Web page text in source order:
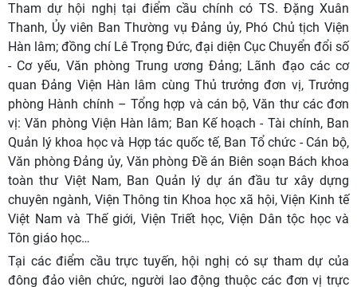
Tham dự hội nghị tại điểm cầu chính có TS. Đặng Xuân
Thanh, Ủy viên Ban Thường vụ Đảng ủy, Phó Chủ tịch Viện
Hàn lâm; đồng chí Lê Trọng Đức, đại diện Cục Chuyển đổi số
- Cơ yếu, Văn phòng Trung ương Đảng; Lãnh đạo các cơ
quan Đảng Viện Hàn lâm cùng Thủ trưởng đơn vị, Trưởng
phòng Hành chính – Tổng hợp và cán bộ, Văn thư các đơn
vị: Văn phòng Viện Hàn lâm; Ban Kế hoạch - Tài chính, Ban
Quản lý khoa học và Hợp tác quốc tế, Ban Tổ chức - Cán bộ,
Văn phòng Đảng ủy, Văn phòng Đề án Biên soạn Bách khoa
toàn thư Việt Nam, Ban Quản lý dự án đầu tư xây dựng
chuyên ngành, Viện Thông tin Khoa học xã hội, Viện Kinh tế
Việt Nam và Thế giới, Viện Triết học, Viện Dân tộc học và
Tôn giáo học…
Tại các điểm cầu trực tuyến, hội nghị có sự tham dự của
đông đảo viên chức, người lao động thuộc các đơn vị trực